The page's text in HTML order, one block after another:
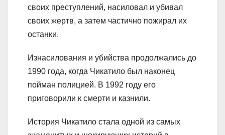
своих преступлений, насиловал и убивал
своих жертв, а затем частично пожирал их
останки.
Изнасилования и убийства продолжались до
1990 года, когда Чикатило был наконец
пойман полицией. В 1992 году его
приговорили к смерти и казнили.
История Чикатило стала одной из самых